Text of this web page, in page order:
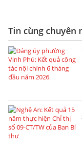
Tin cùng chuyên